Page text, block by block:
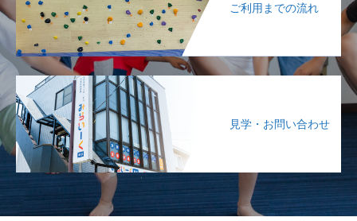
ご利用までの流れ
見学・お問い合わせ